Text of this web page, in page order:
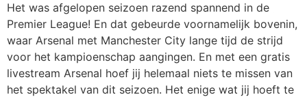
Het was afgelopen seizoen razend spannend in de
Premier League! En dat gebeurde voornamelijk bovenin,
waar Arsenal met Manchester City lange tijd de strijd
voor het kampioenschap aangingen. En met een gratis
livestream Arsenal hoef jij helemaal niets te missen van
het spektakel van dit seizoen. Het enige wat jij hoeft te